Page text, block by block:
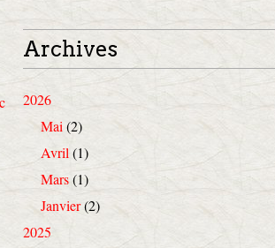
Archives
2026
Mai (2)
Avril (1)
Mars(1)
Janvier(2)
2025